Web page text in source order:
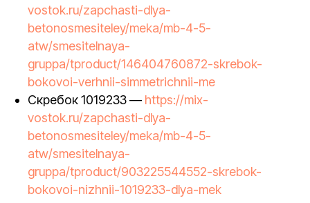
vostok.ru/zapchasti-dlya-
betonosmesiteley/meka/mb-4-5-
atw/smesitelnaya-
gruppa/tproduct/146404760872-skrebok-
bokovoi-verhnii-simmetrichnii-me
Скребок 1019233 — https://mix-
vostok.ru/zapchasti-dlya-
betonosmesiteley/meka/mb-4-5-
atw/smesitelnaya-
gruppa/tproduct/903225544552-skrebok-
bokovoi-nizhnii-1019233-dlya-mek